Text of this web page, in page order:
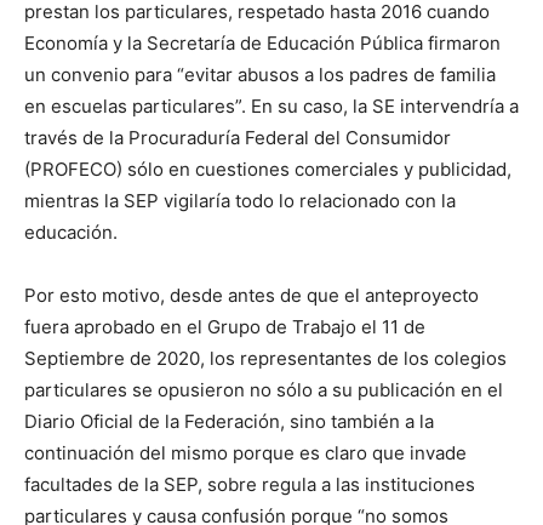
prestan los particulares, respetado hasta 2016 cuando
Economía y la Secretaría de Educación Pública firmaron
un convenio para “evitar abusos a los padres de familia
en escuelas particulares”. En su caso, la SE intervendría a
través de la Procuraduría Federal del Consumidor
(PROFECO) sólo en cuestiones comerciales y publicidad,
mientras la SEP vigilaría todo lo relacionado con la
educación.
Por esto motivo, desde antes de que el anteproyecto
fuera aprobado en el Grupo de Trabajo el 11 de
Septiembre de 2020, los representantes de los colegios
particulares se opusieron no sólo a su publicación en el
Diario Oficial de la Federación, sino también a la
continuación del mismo porque es claro que invade
facultades de la SEP, sobre regula a las instituciones
particulares y causa confusión porque “no somos